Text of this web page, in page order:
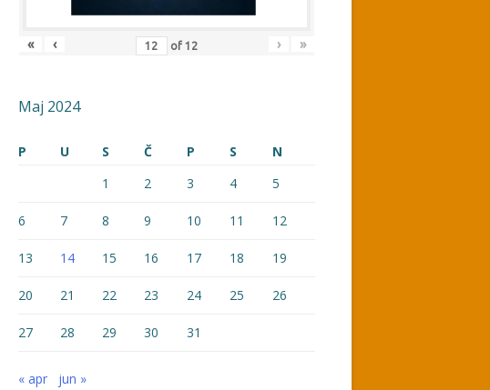
« ‹ of 12 › »
Maj 2024
P U S Č P S
N
1
2 3 4 5
6 7 8 9 10 11 12
13 14 15 16 17 18 19
20 21 22 23 24 25 26
27 28 29 30 31
« apr jun »